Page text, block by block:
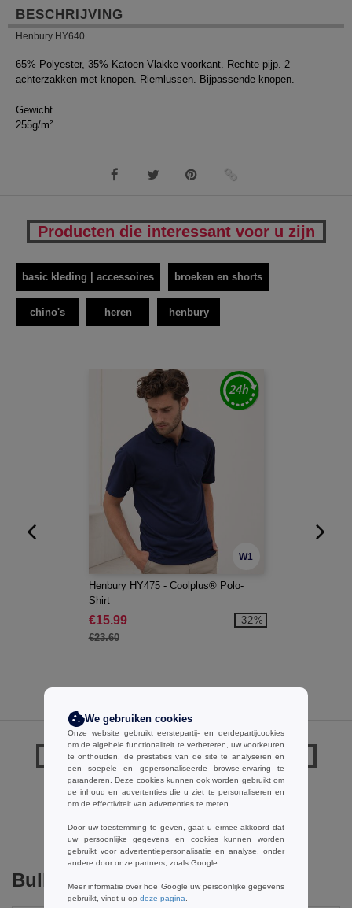
BESCHRIJVING
Henbury HY640
65% Polyester, 35% Katoen Vlakke voorkant. Rechte pijp. 2
achterzakken met knopen. Riemlussen. Bijpassende knopen.
Gewicht
255g/m²
Producten die interessant voor u zijn
basic kleding | accessoires broeken en shorts
chino's heren henbury
W1
Henbury HY475 - Coolplus® Polo-
Shirt
€15.99
€23.60
-32%
Opmerkingen over Henbury HY640
Bulk Orders
We gebruiken cookies
Onze website gebruikt eerstepartij- en derdepartijcookies
om de algehele functionaliteit te verbeteren, uw voorkeuren
te onthouden, de prestaties van de site te analyseren en
een soepele en gepersonaliseerde browse-ervaring te
garanderen. Deze cookies kunnen ook worden gebruikt om
de inhoud en advertenties die u ziet te personaliseren en
om de effectiviteit van advertenties te meten.
Door uw toestemming te geven, gaat u ermee akkoord dat
uw persoonlijke gegevens en cookies kunnen worden
gebruikt voor advertentiepersonalisatie en analyse, onder
andere door onze partners, zoals Google.
Meer informatie over hoe Google uw persoonlijke gegevens
gebruikt, vindt u op deze pagina